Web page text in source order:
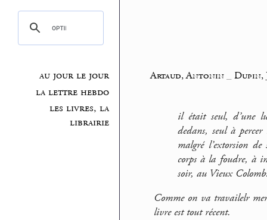
au jour le jour
la lettre hebdo
les livres, la
librairie
Artaud, Antonin Dupin,
il était seul, d’une
dedans, seul à
malgré l’extorsion
corps à la foudre, à
soir, au Vieux
Comme on va travailelr
livre est tout récent.